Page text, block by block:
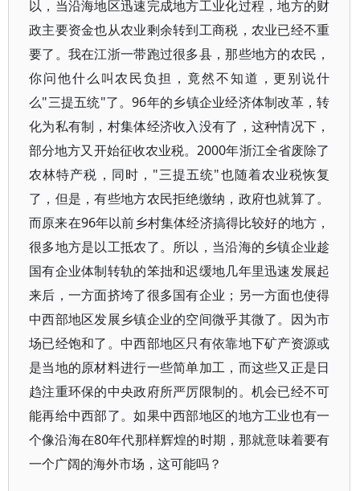
以，当沿海地区迅速完成地方工业化过程，地方的财
政主要资金也从农业剩余转到工商税，农业已经不重
要了。我在江浙一带跑过很多县，那些地方的农民，
你问他什么叫农民负担，竟然不知道，更别说什
么"三提五统"了。96年的乡镇企业经济体制改革，转
化为私有制，村集体经济收入没有了，这种情况下，
部分地方又开始征收农业税。2000年浙江全省废除了
农林特产税，同时，"三提五统"也随着农业税恢复
了，但是，有些地方农民拒绝缴纳，政府也就算了。
而原来在96年以前乡村集体经济搞得比较好的地方，
很多地方是以工抵农了。所以，当沿海的乡镇企业趁
国有企业体制转轨的笨拙和迟缓地几年里迅速发展起
来后，一方面挤垮了很多国有企业；另一方面也使得
中西部地区发展乡镇企业的空间微乎其微了。因为市
场已经饱和了。中西部地区只有依靠地下矿产资源或
是当地的原材料进行一些简单加工，而这些又正是日
趋注重环保的中央政府所严厉限制的。机会已经不可
能再给中西部了。如果中西部地区的地方工业也有一
个像沿海在80年代那样辉煌的时期，那就意味着要有
一个广阔的海外市场，这可能吗？